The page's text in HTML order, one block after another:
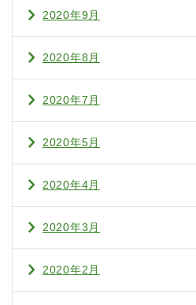
2020年9月
2020年8月
2020年7月
2020年5月
2020年4月
2020年3月
2020年2月